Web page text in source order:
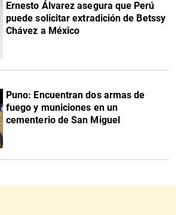
Ernesto Álvarez asegura que Perú
puede solicitar extradición de Betssy
Chávez a México
Puno: Encuentran dos armas de
fuego y municiones en un
cementerio de San Miguel